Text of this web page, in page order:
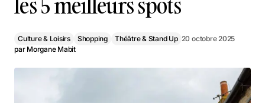
Culture & Loisirs Shopping Théâtre & Stand Up 20 octobre 2025
par Morgane Mabit